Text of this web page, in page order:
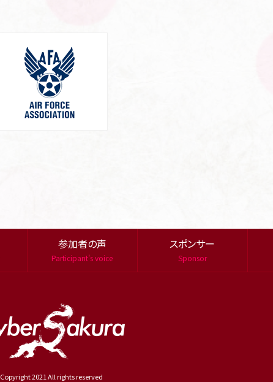
参加者の声
Participant's voice
スポンサー
Sponsor
Copyright 2021 All rights reserved